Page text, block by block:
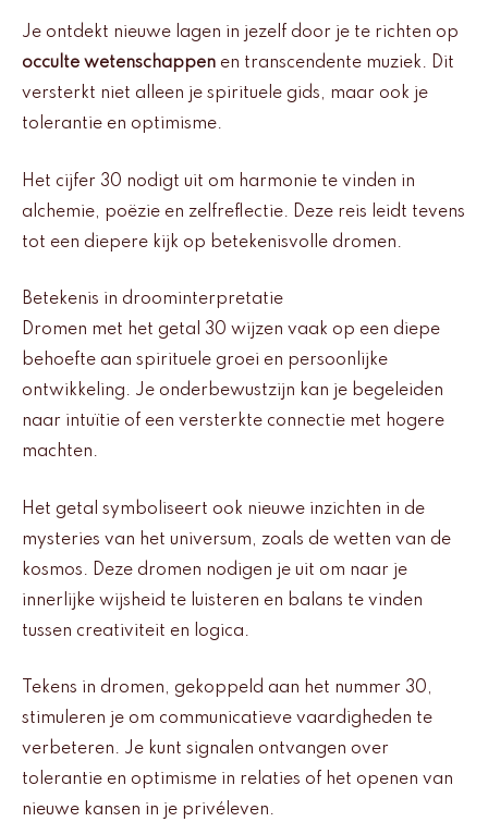
Je ontdekt nieuwe lagen in jezelf door je te richten op
occulte wetenschappen en transcendente muziek. Dit
versterkt niet alleen je spirituele gids, maar ook je
tolerantie en optimisme.
Het cijfer 30 nodigt uit om harmonie te vinden in
alchemie, poëzie en zelfreflectie. Deze reis leidt tevens
tot een diepere kijk op betekenisvolle dromen.
Betekenis in droominterpretatie
Dromen met het getal 30 wijzen vaak op een diepe
behoefte aan spirituele groei en persoonlijke
ontwikkeling. Je onderbewustzijn kan je begeleiden
naar intuïtie of een versterkte connectie met hogere
machten.
Het getal symboliseert ook nieuwe inzichten in de
mysteries van het universum, zoals de wetten van de
kosmos. Deze dromen nodigen je uit om naar je
innerlijke wijsheid te luisteren en balans te vinden
tussen creativiteit en logica.
Tekens in dromen, gekoppeld aan het nummer 30,
stimuleren je om communicatieve vaardigheden te
verbeteren. Je kunt signalen ontvangen over
tolerantie en optimisme in relaties of het openen van
nieuwe kansen in je privéleven.